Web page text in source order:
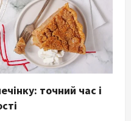
точний час і